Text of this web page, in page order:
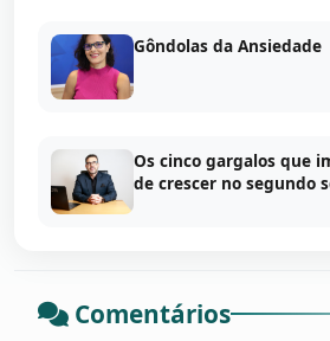
Gôndolas da Ansiedade
Os cinco gargalos que
de crescer no segundo
Comentários